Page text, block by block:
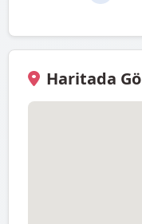
Haritada